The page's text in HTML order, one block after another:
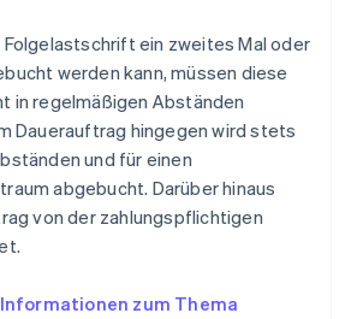
Folgelastschrift ein zweites Mal oder
werden kann, müssen diese
in regelmäßigen Abständen
Dauerauftrag hingegen wird stets
und für einen
abgebucht. Darüber hinaus
von der zahlungspflichtigen
Informationen zum Thema